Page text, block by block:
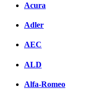
Acura
Adler
AEC
ALD
Alfa-Romeo